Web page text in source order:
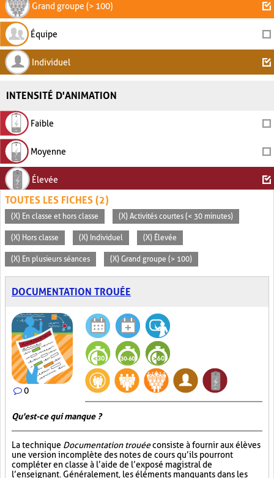
Grand groupe (> 100)
Équipe
Individuel
INTENSITÉ D'ANIMATION
Faible
Moyenne
Élevée
TOUTES LES FICHES (2)
(X) En classe et hors classe (X) Activités courtes (< 30 minutes)
(X) Hors classe (X) Individuel (X) Élevée
(X) En plusieurs séances (X) Grand groupe (> 100)
DOCUMENTATION TROUÉE
0
Qu'est-ce qui manque ?
La technique Documentation trouéeconsiste à fournir aux élèves
une version incomplète des notes de cours qu’ils pourront
compléter en classe à l’aide de l’exposé magistral de
l’enseignant. Généralement, les éléments manquants dans les